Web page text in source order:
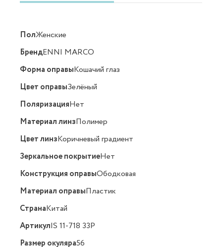
ПолЖенские
БрендENNI MARCO
Форма оправыКошачий глаз
Цвет оправыЗелёный
ПоляризацияНет
Материал линзПолимер
Цвет линзКоричневый градиент
Зеркальное покрытиеНет
Конструкция оправыОбодковая
Материал оправыПластик
СтранаКитай
АртикулIS 11-718 33P
Размер окуляра56